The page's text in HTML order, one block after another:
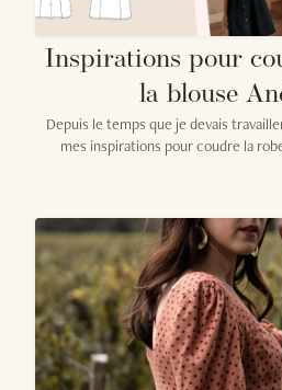
Inspirations pour
la blouse
Depuis le temps que je devais
mes inspirations pour coudre la